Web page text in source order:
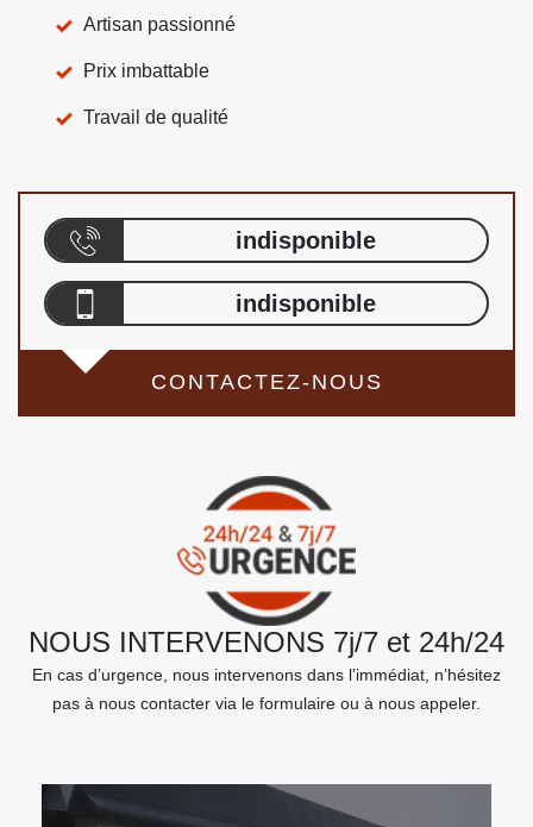
Artisan passionné
Prix imbattable
Travail de qualité
indisponible
indisponible
CONTACTEZ-NOUS
NOUS INTERVENONS 7j/7 et 24h/24
En cas d’urgence, nous intervenons dans l’immédiat, n’hésitez
pas à nous contacter via le formulaire ou à nous appeler.